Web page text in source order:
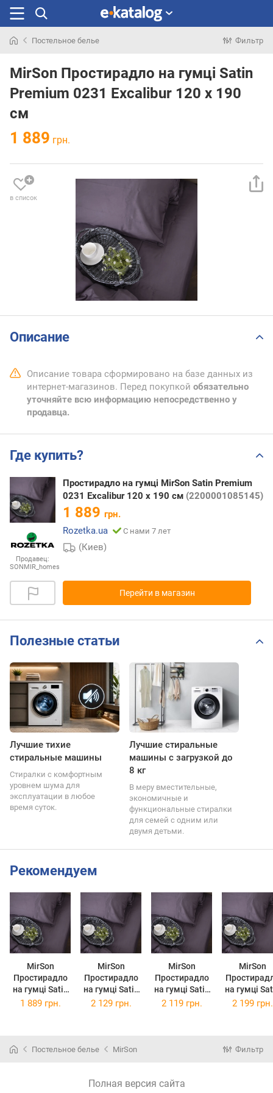
раньше
Постельное белье Фильтр
MirSon Простирадло на гумці Satin
Premium 0231 Excalibur 120 х 190
см
1 889 грн.
в список
Описание
Описание товара сформировано на базе данных из
интернет-магазинов. Перед покупкой обязательно
уточняйте всю информацию непосредственно у
продавца.
Где купить?
Продавец:
SONMIR_homes
Простирадло на гумці MirSon Satin Premium
0231 Excalibur 120 х 190 см (2200001085145)
1 889 грн.
Rozetka.ua
С нами 7 лет
(Киев)
Перейти в магазин
Полезные статьи
Лучшие тихие
стиральные машины
Стиралки с комфортным
уровнем шума для
эксплуатации в любое
время суток.
Лучшие стиральные
машины с загрузкой до
8 кг
В меру вместительные,
экономичные и
функциональные стиралки
для семей с одним или
двумя детьми.
Рекомендуем
MirSon
Простирадло
на гумці Satin
Premium 0231
MirSon
Простирадло
на гумці Satin
Premium 0231
MirSon
Простирадло
на гумці Satin
Premium 0231
MirSon
на гумці Satin
Premium
1 889 грн. 2 129 грн. 2 119 грн. 2 199 грн.
Постельное белье MirSon Фильтр
Полная версия сайта